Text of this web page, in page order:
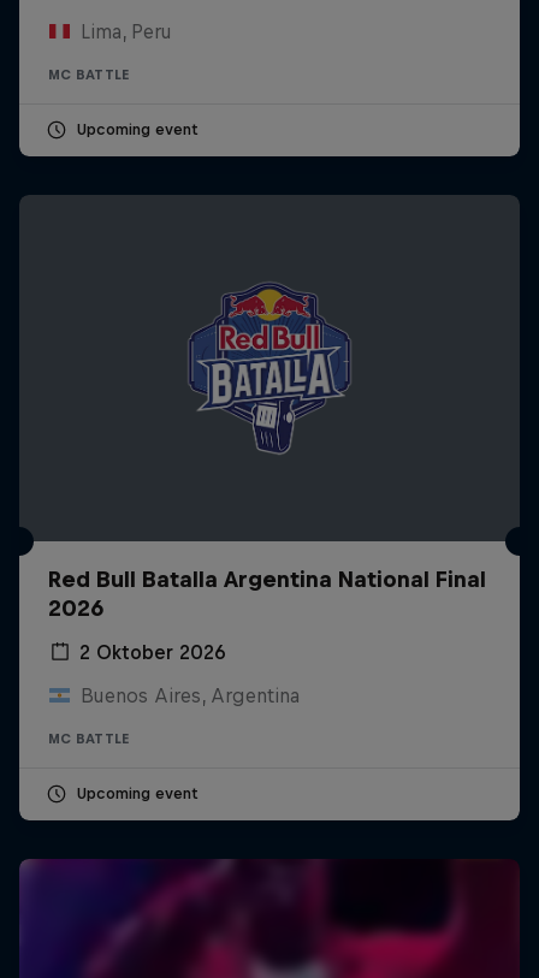
Lima, Peru
MC BATTLE
Upcoming event
Red Bull Batalla Argentina National Final
2026
2 Oktober 2026
Buenos Aires, Argentina
MC BATTLE
Upcoming event